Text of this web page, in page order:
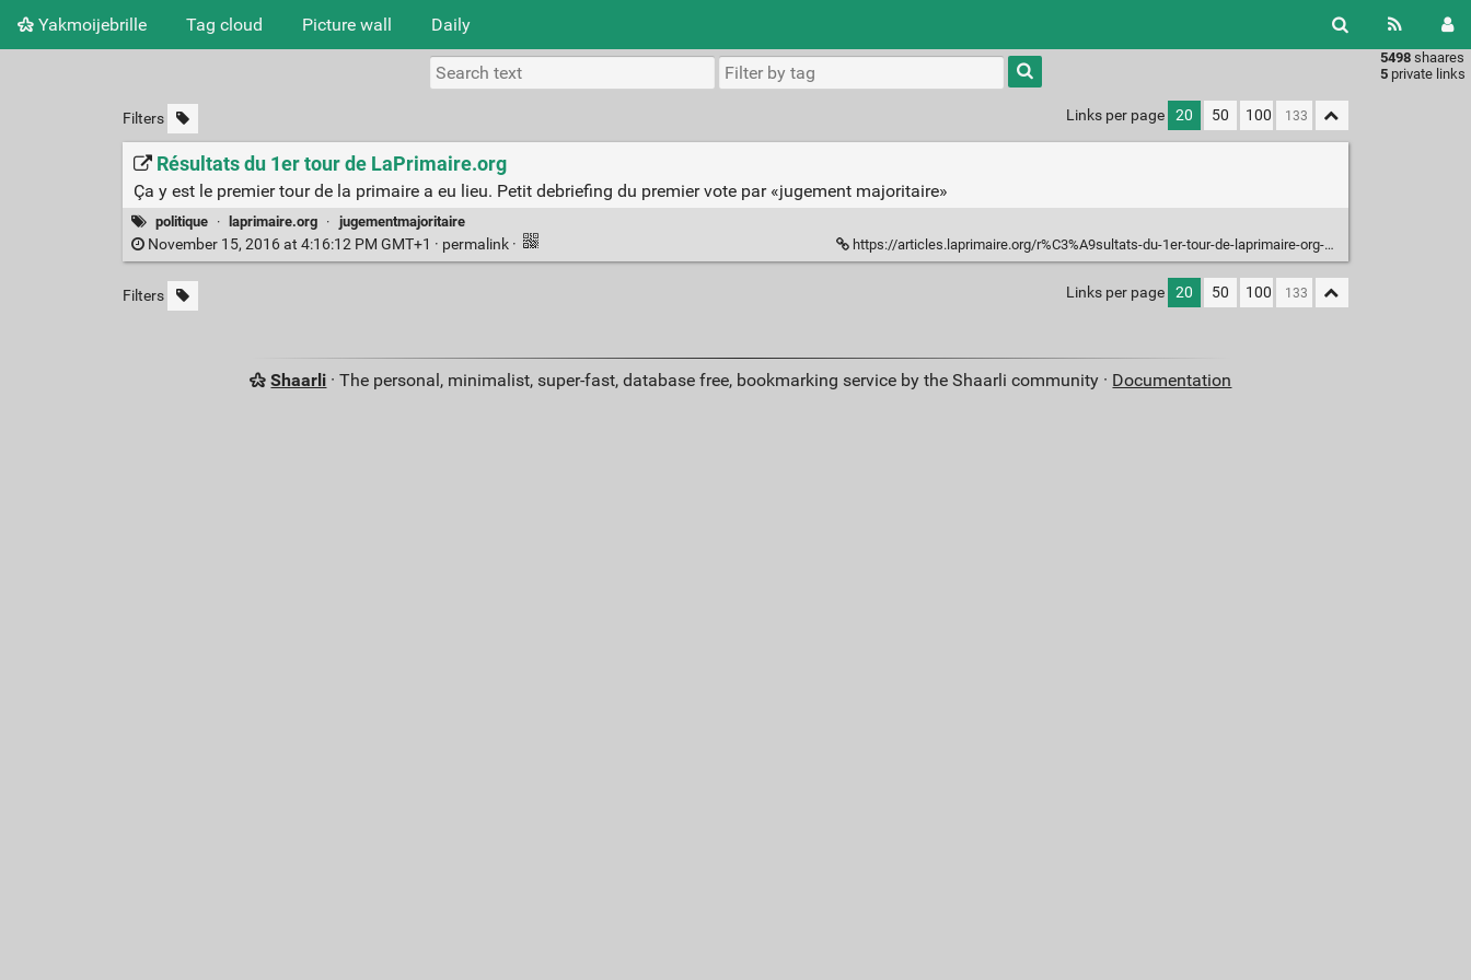
Yakmoijebrille Tag cloud Picture wall Daily
5498 shaares
5 private links
Type 1 or
more
characters
results.
Filters Links per page 20 50 100
Résultats du 1er tour de LaPrimaire.org
Ça y est le premier tour de la primaire a eu lieu. Petit debriefing du premier vote par «jugement majoritaire»
politique · laprimaire.org · jugementmajoritaire
November 15, 2016 at 4:16:12 PM GMT+1 · permalink · https://articles.laprimaire.org/r%C3%A9sultats-du-1er-tour-de-laprimaire-org-c8fe612b64cb#.5khiy7zlu
Filters Links per page 20 50 100
Shaarli · The personal, minimalist, super-fast, database free, bookmarking service by the Shaarli community · Documentation